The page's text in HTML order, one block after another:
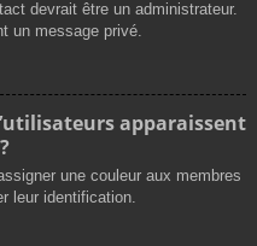
devrait être un administrateur.
un message privé.
apparaissent
une couleur aux membres
leur identification.